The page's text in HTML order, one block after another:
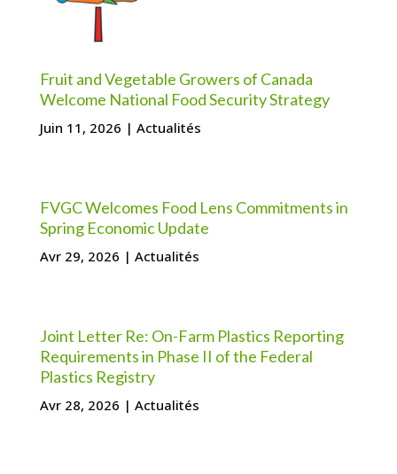
Fruit and Vegetable Growers of Canada
Welcome National Food Security Strategy
Juin 11, 2026 | Actualités
FVGC Welcomes Food Lens Commitments in
Spring Economic Update
Avr 29, 2026 | Actualités
Joint Letter Re: On-Farm Plastics Reporting
Requirements in Phase II of the Federal
Plastics Registry
Avr 28, 2026 | Actualités